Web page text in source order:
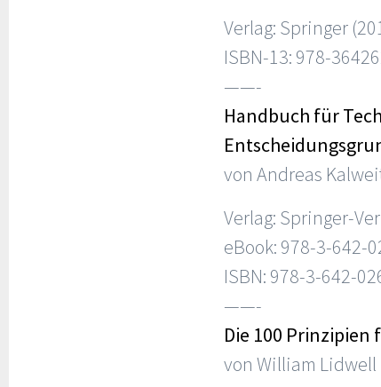
Verlag: Springer
ISBN-13: 978-
——-
Handbuch für
von Andreas
Verlag: Springer-
eBook: 978-3-642-
ISBN: 978-3-642-
——-
Die 100
von William